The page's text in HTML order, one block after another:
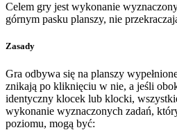
Celem gry jest wykonanie
górnym pasku planszy, nie
Zasady
Gra odbywa się na planszy
znikają po kliknięciu w nie, a jeśli
identyczny klocek lub klocki,
wykonanie wyznaczonych zadań,
poziomu, mogą być: